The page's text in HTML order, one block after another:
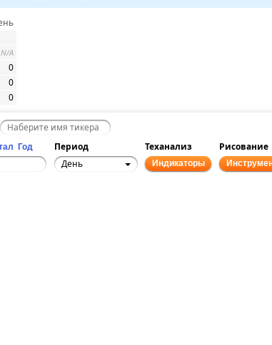
N/A
0
0
0
Год Период Теханализ
Рисование
День Индикаторы